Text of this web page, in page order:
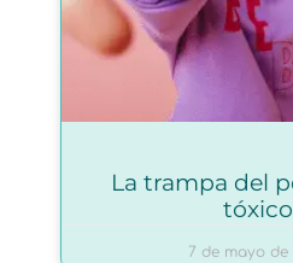
La trampa del
tóxico
7 de mayo de